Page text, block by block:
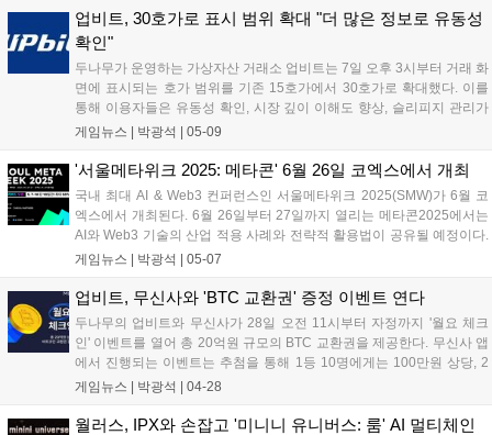
업비트, 30호가로 표시 범위 확대 "더 많은 정보로 유동성
확인"
두나무가 운영하는 가상자산 거래소 업비트는 7일 오후 3시부터 거래 화
면에 표시되는 호가 범위를 기존 15호가에서 30호가로 확대했다. 이를
통해 이용자들은 유동성 확인, 시장 깊이 이해도 향상, 슬리피지 관리가
용이해질 것으로 기대된다. 두나무 측은 투자자들이 더 많은 정보를 통
다....
게임뉴스 | 박광석 | 05-09
'서울메타위크 2025: 메타콘' 6월 26일 코엑스에서 개최
국내 최대 AI & Web3 컨퍼런스인 서울메타위크 2025(SMW)가 6월 코
엑스에서 개최된다. 6월 26일부터 27일까지 열리는 메타콘2025에서는
AI와 Web3 기술의 산업 적용 사례와 전략적 활용법이 공유될 예정이다.
특히 Web3 트랙에서는 AI가 Web3를 진화시키는 글로벌 사례를 소개한
다....
게임뉴스 | 박광석 | 05-07
업비트, 무신사와 'BTC 교환권' 증정 이벤트 연다
두나무의 업비트와 무신사가 28일 오전 11시부터 자정까지 '월요 체크
인' 이벤트를 열어 총 20억원 규모의 BTC 교환권을 제공한다. 무신사 앱
에서 진행되는 이벤트는 추첨을 통해 1등 10명에게는 100만원 상당, 2
등 10만 명의 업비트 신규 가입자에게는 2만원 상당의 BTC 교환권을 지
게임뉴스 | 박광석 | 04-28
월러스, IPX와 손잡고 '미니니 유니버스: 룸' AI 멀티체인